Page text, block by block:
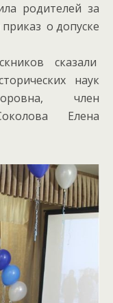
родителей за
о допуске
сказали
наук
член
Елена